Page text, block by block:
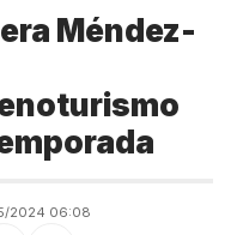
Méndez-
2024 06:08